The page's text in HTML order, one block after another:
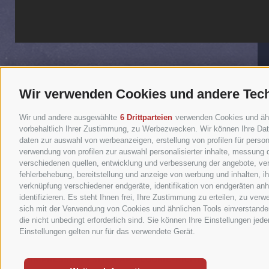
Wir verwenden Cookies und andere
Wir und andere ausgewählte 6 Drittparteien verwenden Cookies und
vorbehaltlich Ihrer Zustimmung, zu Werbezwecken. Wir können Ihre
daten zur auswahl von werbeanzeigen, erstellung von profilen für
verwendung von profilen zur auswahl personalisierter inhalte,
verschiedenen quellen, entwicklung und verbesserung der angebote,
fehlerbehebung, bereitstellung und anzeige von werbung und inhalten,
verknüpfung verschiedener endgeräte, identifikation von endgeräten
identifizieren. Es steht Ihnen frei, Ihre Zustimmung zu erteilen, zu
sich mit der Verwendung von Cookies und ähnlichen Tools
die nicht unbedingt erforderlich sind. Sie können Ihre Einstellungen
Einstellungen gelten nur für das verwendete Gerät.
rocknet.bz
Brennerstraße 28
I-39042Brixen
Tel.+39 0472 060200
UID: IT00730540218
IMPRESSUM•SITEMAP•COOKIE-RICHTLINIE